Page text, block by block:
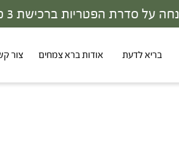
בריא לדעת אודות ברא צמחים צור